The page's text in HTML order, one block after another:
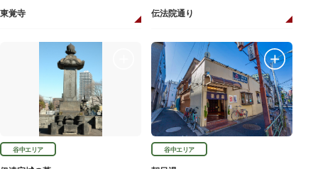
東覚寺 伝法院通り
谷中エリア 谷中エリア